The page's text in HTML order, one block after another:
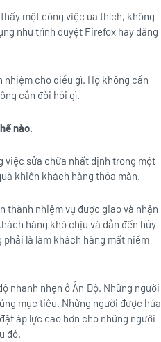
một công việc ưa thích, không
như trình duyệt Firefox hay đăng
cho điều gì. Họ không cần
cần đòi hỏi gì.
nào.
việc sửa chữa nhất định trong một
khiến khách hàng thỏa mãn.
thành nhiệm vụ được giao và nhận
hàng khó chịu và dẫn đến hủy
là làm khách hàng mất niềm
nhanh nhẹn ở Ản Độ. Những người
mục tiêu. Những người được hứa
áp lực cao hơn cho những người
đó.